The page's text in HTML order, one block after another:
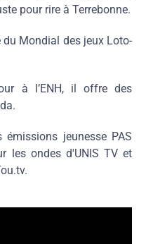
pour rire à Terrebonne.
du Mondial des jeux Loto-
à l’ENH, il offre des
jeunesse PAS
les ondes d'UNIS TV et